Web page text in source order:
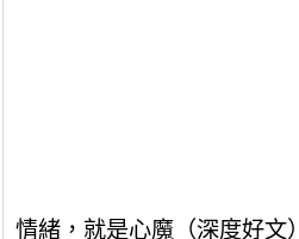
情緒，就是心魔（深度好文）